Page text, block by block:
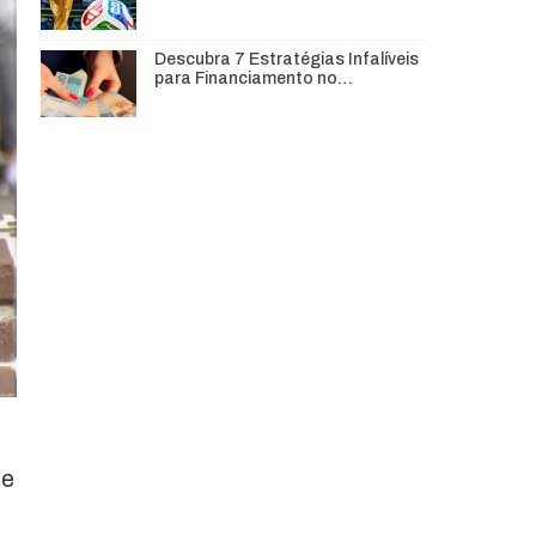
Descubra 7 Estratégias Infalíveis
para Financiamento no…